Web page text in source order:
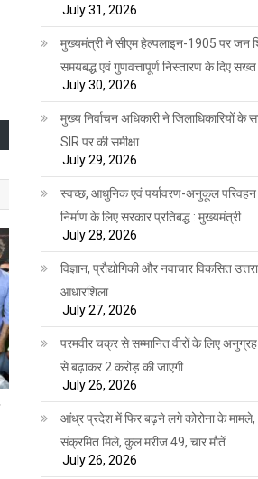
July 31, 2026
मुख्यमंत्री ने सीएम हेल्पलाइन-1905 पर जन
समयबद्ध एवं गुणवत्तापूर्ण निस्तारण के दिए सख्त
July 30, 2026
मुख्य निर्वाचन अधिकारी ने जिलाधिकारियों के
SIR पर की समीक्षा
July 29, 2026
स्वच्छ, आधुनिक एवं पर्यावरण-अनुकूल
निर्माण के लिए सरकार प्रतिबद्ध : मुख्यमंत्री
July 28, 2026
विज्ञान, प्रौद्योगिकी और नवाचार विकसित
आधारशिला
July 27, 2026
परमवीर चक्र से सम्मानित वीरों के लिए
से बढ़ाकर 2 करोड़ की जाएगी
July 26, 2026
आंध्र प्रदेश में फिर बढ़ने लगे कोरोना के
संक्रमित मिले, कुल मरीज 49, चार मौतें
July 26, 2026